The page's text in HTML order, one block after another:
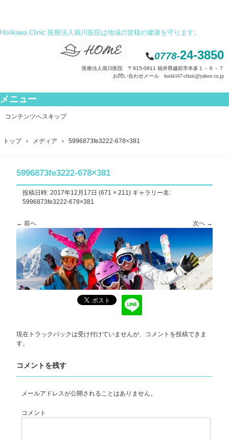
Horikawa Clinic 医療法人堀川医院は地域の皆様の健康を守ります。
0778-24-3850
医療法人堀川医院 〒915-0811 福井県越前市本多１－６－７
お問い合わせメール horik167-clinic@yahoo.co.jp
メニュー
コンテンツへスキップ
トップ › メディア › 5996873fe3222-678×381
5996873fe3222-678×381
投稿日時: 2017年12月17日 (671 × 211) ギャラリー名:
5996873fe3222-678×381
← 前へ 次へ →
現在トラックバックは受け付けていませんが、 コメントを投稿できま
す。
コメントを残す
メールアドレスが公開されることはありません。
コメント